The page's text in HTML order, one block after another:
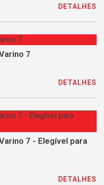
DETALHES
7
DETALHES
7 - Elegível para
DETALHES